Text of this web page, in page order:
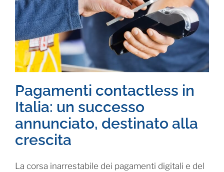
Pagamenti contactless in
Italia: un successo
annunciato, destinato alla
crescita
La corsa inarrestabile dei pagamenti digitali e del